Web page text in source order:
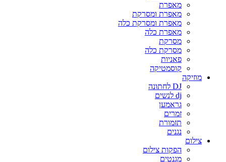
מאפרת
מאפרת ומסרקת
מאפרת ומסרקת כלה
מאפרת כלה
מסרקת
מסרקת כלה
פאניות
קוסמטיקה
מוזיקה
DJ לחתונה
dj לנשים
גראמען
זמרים
תזמורת
נגנים
צילום
הפקות צילום
מגנטים